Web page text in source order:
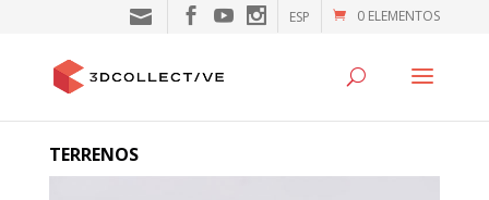
0 ELEMENTOS
ESP
TERRENOS